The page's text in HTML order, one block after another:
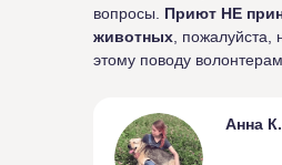
вопросы. Приют НЕ
животных , пожалуйста,
этому поводу волонтерам.
Анна К.